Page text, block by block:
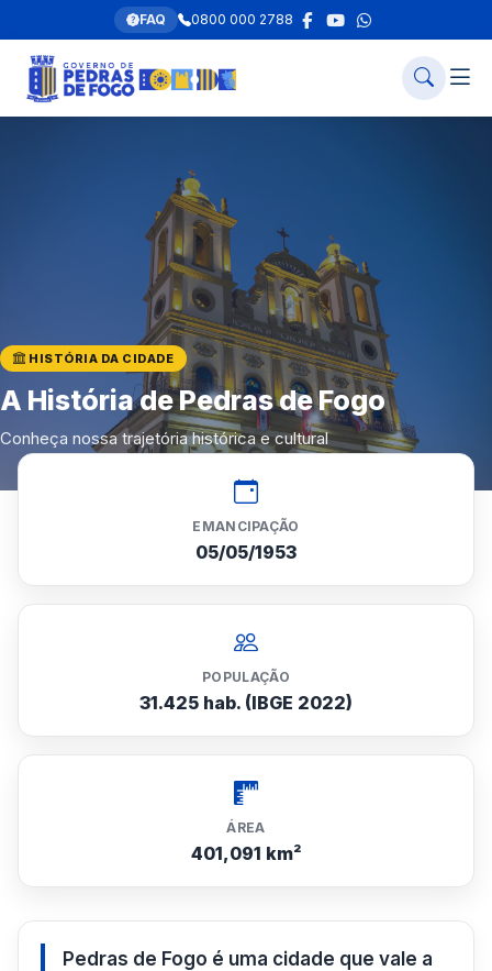
FAQ 0800 000 2788
HISTÓRIA DA CIDADE
A História de Pedras de Fogo
Conheça nossa trajetória histórica e cultural
EMANCIPAÇÃO
05/05/1953
POPULAÇÃO
31.425 hab. (IBGE 2022)
ÁREA
401,091 km²
Pedras de Fogo é uma cidade que vale a